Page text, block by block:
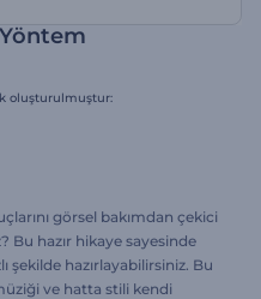
oluşturulmuştur:
görsel bakımdan çekici
Bu hazır hikaye sayesinde
şekilde hazırlayabilirsiniz. Bu
ve hatta stili kendi